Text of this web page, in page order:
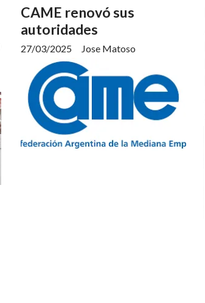
CAME renovó sus
autoridades
Jose Matoso
27/03/2025